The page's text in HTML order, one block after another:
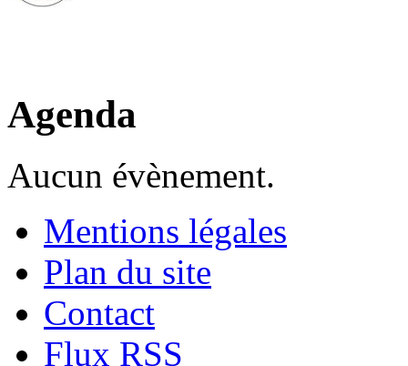
Agenda
Aucun évènement.
Mentions légales
Plan du site
Contact
Flux RSS